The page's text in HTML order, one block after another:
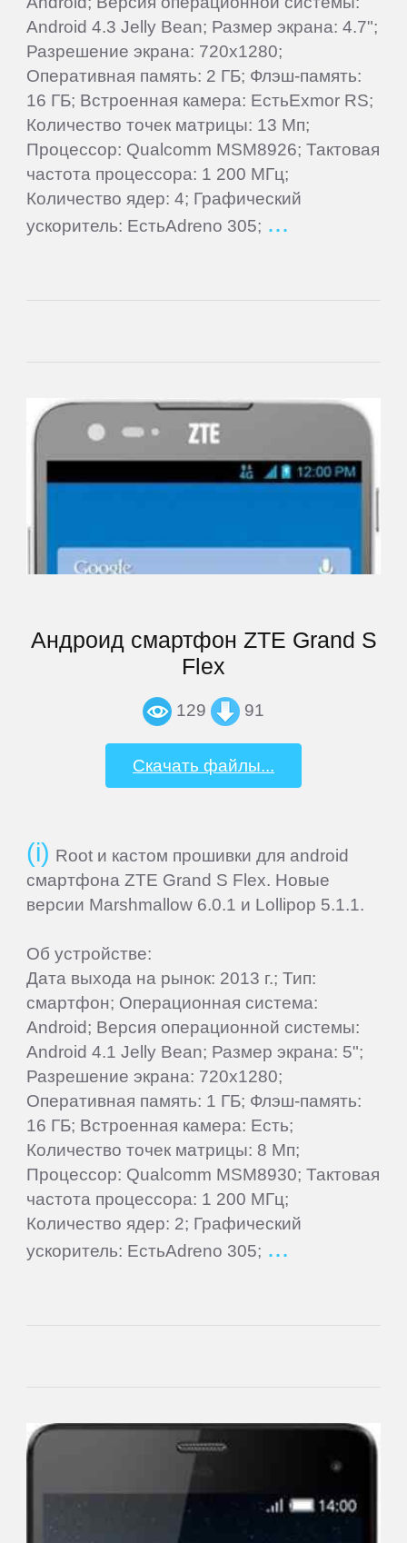
Android 4.3 Jelly Bean; Размер экрана: 4.7";
Разрешение экрана: 720x1280;
Оперативная память: 2 ГБ; Флэш-память:
16 ГБ; Встроенная камера: ЕстьExmor RS;
Количество точек матрицы: 13 Мп;
Процессор: Qualcomm MSM8926; Тактовая
частота процессора: 1 200 МГц;
Количество ядер: 4; Графический
ускоритель: ЕстьAdreno 305;
Андроид смартфон ZTE Grand S
Flex
129 91
Скачать файлы...
Root и кастом прошивки для android
смартфона ZTE Grand S Flex. Новые
версии Marshmallow 6.0.1 и Lollipop 5.1.1.
Об устройстве:
Дата выхода на рынок: 2013 г.; Тип:
смартфон; Операционная система:
Android; Версия операционной системы:
Android 4.1 Jelly Bean; Размер экрана: 5";
Разрешение экрана: 720x1280;
Оперативная память: 1 ГБ; Флэш-память:
16 ГБ; Встроенная камера: Есть;
Количество точек матрицы: 8 Мп;
Процессор: Qualcomm MSM8930; Тактовая
частота процессора: 1 200 МГц;
Количество ядер: 2; Графический
ускоритель: ЕстьAdreno 305;
Archos
Ark
ASUS
BenQ
BlackBerry
BQ-
Mobile
Bravis
Caterpillar
Digma
Fly
Gigabyte
Ginzzu
Gionee
Goclever
Google
Highscreen
Hugerock
iNew